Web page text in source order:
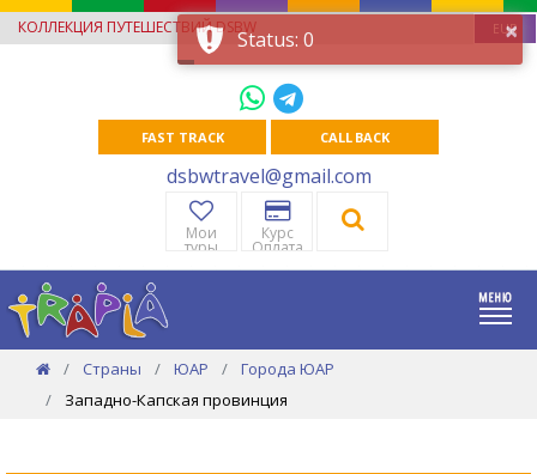
КОЛЛЕКЦИЯ ПУТЕШЕСТВИЙ DSBW EUR
FAST TRACK CALL BACK
dsbwtravel@gmail.com
Мои
туры
Курс
Оплата
Страны ЮАР
Города ЮАР
Западно-Капская провинция
×
Status: 0